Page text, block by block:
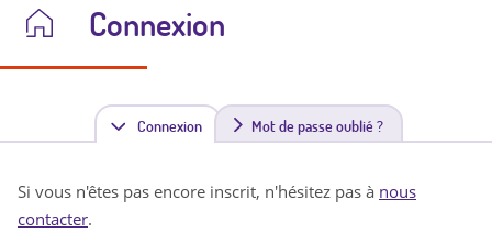
Connexion
Connexion(
n
Mot de passe oublié ?
Si vous n'êtes pas encore inscrit, n'hésitez pas à nous
contacter.